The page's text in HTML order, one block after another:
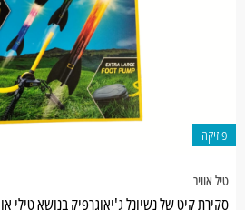
פיזיקה
טיל אוויר
סקירת קיט של נשיונל ג'יאוגרפיק בנושא טילי